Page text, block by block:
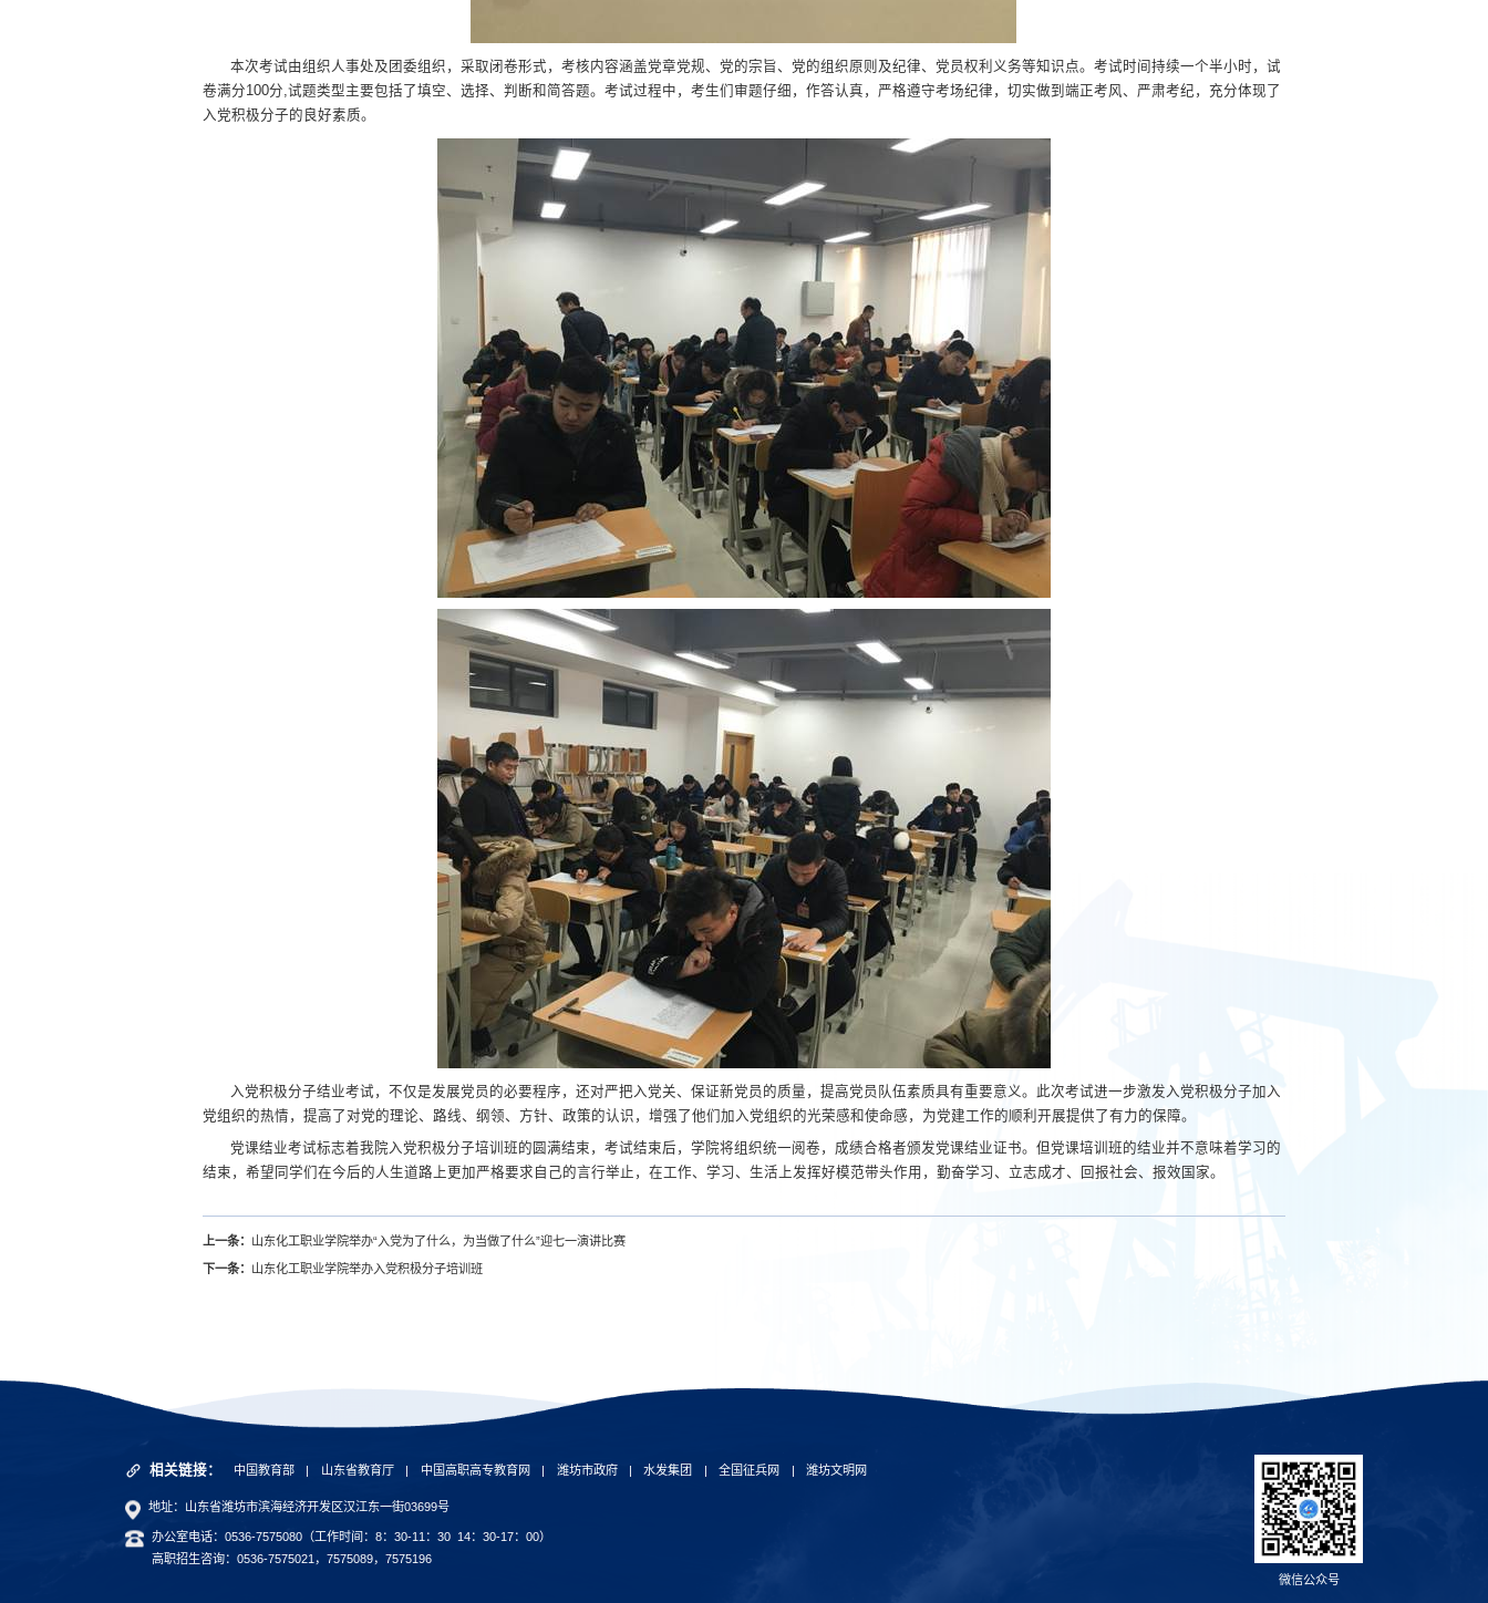
本次考试由组织人事处及团委组织，采取闭卷形式，考核内容涵盖党章党规、党的宗旨、党的组织原则及纪律、党员权利义务等知识点。考试时间持续一个半小时，试
卷满分100分,试题类型主要包括了填空、选择、判断和简答题。考试过程中，考生们审题仔细，作答认真，严格遵守考场纪律，切实做到端正考风、严肃考纪，充分体现了
入党积极分子的良好素质。
入党积极分子结业考试，不仅是发展党员的必要程序，还对严把入党关、保证新党员的质量，提高党员队伍素质具有重要意义。此次考试进一步激发入党积极分子加入
党组织的热情，提高了对党的理论、路线、纲领、方针、政策的认识，增强了他们加入党组织的光荣感和使命感，为党建工作的顺利开展提供了有力的保障。
党课结业考试标志着我院入党积极分子培训班的圆满结束，考试结束后，学院将组织统一阅卷，成绩合格者颁发党课结业证书。但党课培训班的结业并不意味着学习的
结束，希望同学们在今后的人生道路上更加严格要求自己的言行举止，在工作、学习、生活上发挥好模范带头作用，勤奋学习、立志成才、回报社会、报效国家。
上一条： 山东化工职业学院举办“入党为了什么，为当做了什么”迎七一演讲比赛
下一条： 山东化工职业学院举办入党积极分子培训班
相关链接： 中国教育部 山东省教育厅 中国高职高专教育网 潍坊市政府 水发集团 全国征兵网 潍坊文明网
地址：山东省潍坊市滨海经济开发区汉江东一街03699号
办公室电话：0536-7575080（工作时间：8：30-11：30 14：30-17：00）
高职招生咨询：0536-7575021，7575089，7575196
微信公众号